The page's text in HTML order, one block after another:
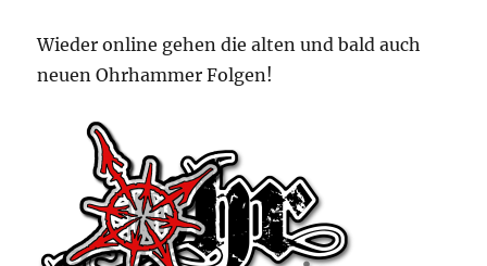
Wieder online gehen die alten und bald auch
neuen Ohrhammer Folgen!